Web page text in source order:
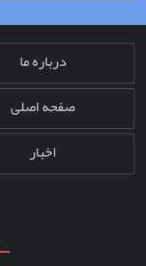
درباره ما
صفحه اصلی
اخبار